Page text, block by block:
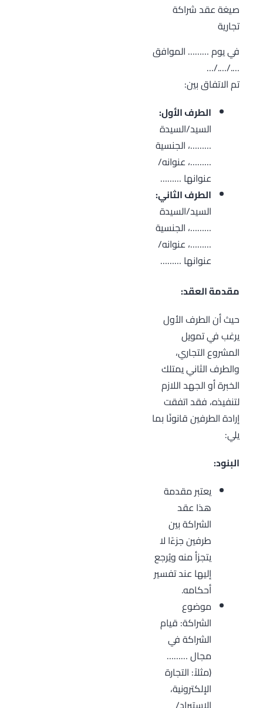
صيغة عقد شراكة
تجارية
في يوم ……… الموافق
…./…./…
تم الاتفاق بين:
الطرف الأول:
السيد/السيدة
………، الجنسية
………، عنوانه/
عنوانها ………
الطرف الثاني:
السيد/السيدة
………، الجنسية
………، عنوانه/
عنوانها ………
مقدمة العقد:
حيث أن الطرف الأول
يرغب في تمويل
المشروع التجاري،
والطرف الثاني يمتلك
الخبرة أو الجهد اللازم
لتنفيذه، فقد اتفقت
إرادة الطرفين قانونًا بما
يلي:
البنود:
يعتبر مقدمة
هذا عقد
الشراكة بين
طرفين جزءًا لا
يتجزأ منه ويُرجع
إليها عند تفسير
أحكامه.
موضوع
الشراكة: قيام
الشراكة في
مجال ………
(مثلاً: التجارة
الإلكترونية،